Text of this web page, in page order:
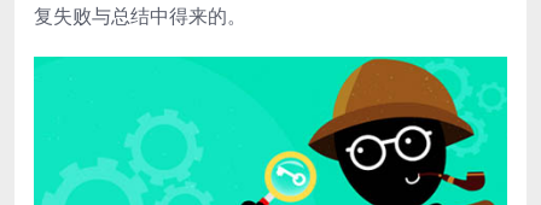
复失败与总结中得来的。